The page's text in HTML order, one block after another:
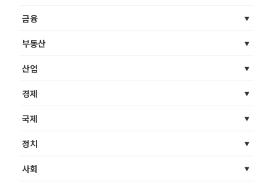
금융
부동산
산업
경제
국제
정치
사회